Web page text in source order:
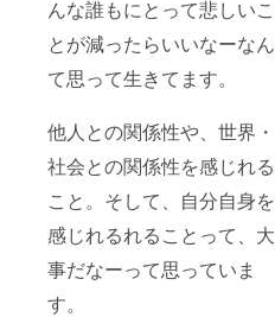
んな誰もにとって悲しいこ
とが減ったらいいなーなん
て思って生きてます。
他人との関係性や、世界・
社会との関係性を感じれる
こと。そして、自分自身を
感じれるれることって、大
事だなーって思っていま
す。